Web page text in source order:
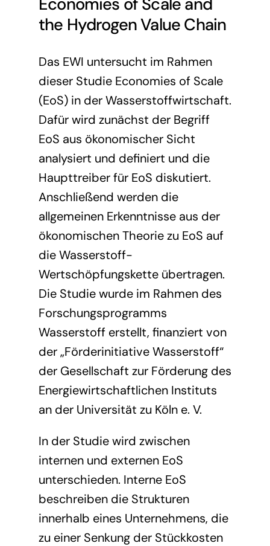
Förderinitiative Wasserstoff
Presse Mitglied werden
the Hydrogen Value Chain
Das EWI untersucht im Rahmen
dieser Studie Economies of Scale
(EoS) in der Wasserstoffwirtschaft.
Dafür wird zunächst der Begriff
EoS aus ökonomischer Sicht
analysiert und definiert und die
Haupttreiber für EoS diskutiert.
Anschließend werden die
allgemeinen Erkenntnisse aus der
ökonomischen Theorie zu EoS auf
die Wasserstoff-
Wertschöpfungskette übertragen.
Die Studie wurde im Rahmen des
Forschungsprogramms
Wasserstoff erstellt, finanziert von
der „Förderinitiative Wasserstoff“
der Gesellschaft zur Förderung des
Energiewirtschaftlichen Instituts
an der Universität zu Köln e. V.
In der Studie wird zwischen
internen und externen EoS
unterschieden. Interne EoS
beschreiben die Strukturen
innerhalb eines Unternehmens, die
zu einer Senkung der Stückkosten